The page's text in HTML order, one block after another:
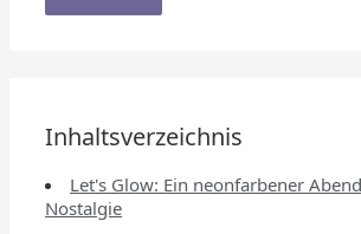
Inhaltsverzeichnis
Let's Glow: Ein neonfarbener
Nostalgie